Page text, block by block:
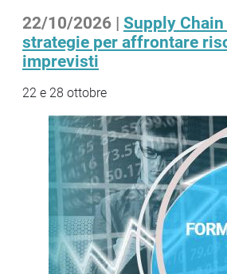
22/10/2026 | Supply
strategie per affrontare
imprevisti
22 e 28 ottobre